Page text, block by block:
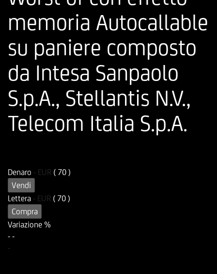
memoria Autocallable
su paniere composto
da Intesa Sanpaolo
S.p.A., Stellantis N.V.,
Telecom Italia S.p.A.
Denaro - EUR ( 70 )
Vendi
Lettera - EUR ( 70 )
Compra
Variazione %
- -
-